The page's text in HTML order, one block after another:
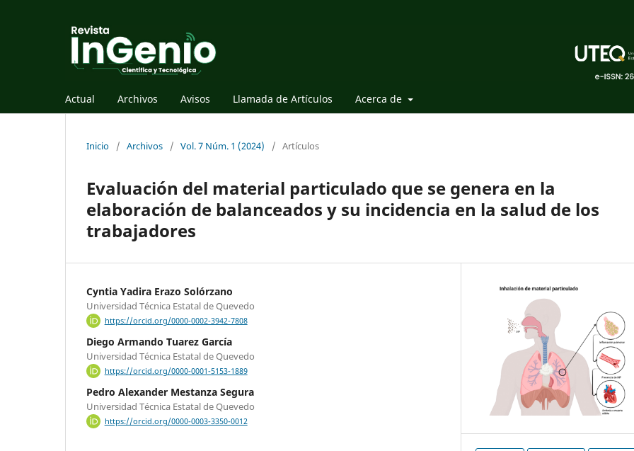
Actual Archivos Avisos Llamada de Artículos Acerca de
Inicio / Archivos / Vol. 7 Núm. 1 (2024) / Artículos
Evaluación del material particulado que se genera en la
elaboración de balanceados y su incidencia en la salud de los
trabajadores
Cyntia Yadira Erazo Solórzano
Universidad Técnica Estatal de Quevedo
https://orcid.org/0000-0002-3942-7808
Diego Armando Tuarez García
Universidad Técnica Estatal de Quevedo
https://orcid.org/0000-0001-5153-1889
Pedro Alexander Mestanza Segura
Universidad Técnica Estatal de Quevedo
https://orcid.org/0000-0003-3350-0012